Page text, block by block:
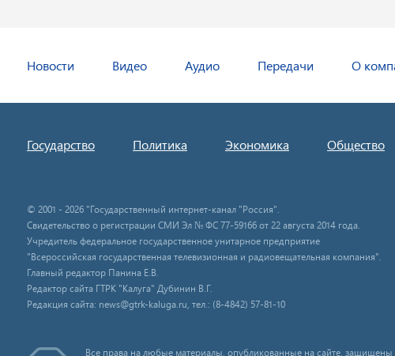
Новости Видео Аудио Передачи О
Государство Политика Экономика Общество
© 2001 - 2026 "Государственный интернет-канал "Россия".
Свидетельство о регистрации СМИ Эл № ФС 77-59166 от 22 августа 2014 года.
Учредитель федеральное государственное унитарное предприятие
"Всероссийская государственная телевизионная и радиовещательная компания".
Главный редактор Панина Е.В.
Редактор сайта ГТРК "Калуга" Дубинин В.Г.
Редакция сайта: news@gtrk-kaluga.ru, тел.: (8-4842) 57-81-10
Все права на любые материалы, опубликованные на сайте, защищены